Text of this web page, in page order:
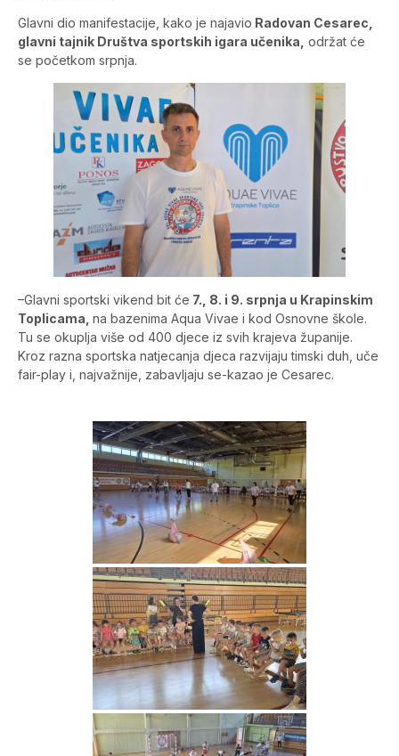
Glavni dio manifestacije, kako je najavio Radovan Cesarec,
glavni tajnik Društva sportskih igara učenika, održat će
se početkom srpnja.
–Glavni sportski vikend bit će 7., 8. i 9. srpnja u Krapinskim
Toplicama, na bazenima Aqua Vivae i kod Osnovne škole.
Tu se okuplja više od 400 djece iz svih krajeva županije.
Kroz razna sportska natjecanja djeca razvijaju timski duh, uče
fair-play i, najvažnije, zabavljaju se-kazao je Cesarec.